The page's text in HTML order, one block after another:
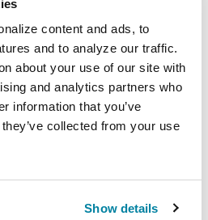
content and ads, to
and to analyze our traffic.
about your use of our site with
and analytics partners who
information that you’ve
collected from your use
Show details
4636
y personal